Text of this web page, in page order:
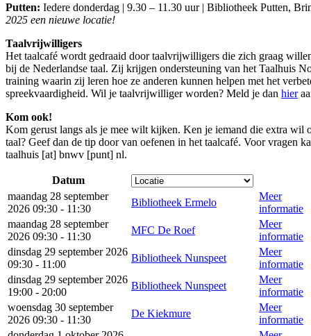
Putten: Iedere donderdag | 9.30 – 11.30 uur | Bibliotheek Putten,
2025 een nieuwe locatie!
Taalvrijwilligers
Het taalcafé wordt gedraaid door taalvrijwilligers die zich graag
bij de Nederlandse taal. Zij krijgen ondersteuning van het Taalhuis
training waarin zij leren hoe ze anderen kunnen helpen met het
spreekvaardigheid. Wil je taalvrijwilliger worden? Meld je dan hier
Kom ook!
Kom gerust langs als je mee wilt kijken. Ken je iemand die extra wil
taal? Geef dan de tip door van oefenen in het taalcafé. Voor vragen
taalhuis [at] bnwv [punt] nl.
Datum
maandag 28 september
2026 09:30 - 11:30
Bibliotheek Ermelo
Meer
informatie
maandag 28 september
2026 09:30 - 11:30
MFC De Roef
Meer
informatie
dinsdag 29 september 2026
09:30 - 11:00
Bibliotheek Nunspeet
Meer
informatie
dinsdag 29 september 2026
19:00 - 20:00
Bibliotheek Nunspeet
Meer
informatie
woensdag 30 september
2026 09:30 - 11:30
De Kiekmure
Meer
informatie